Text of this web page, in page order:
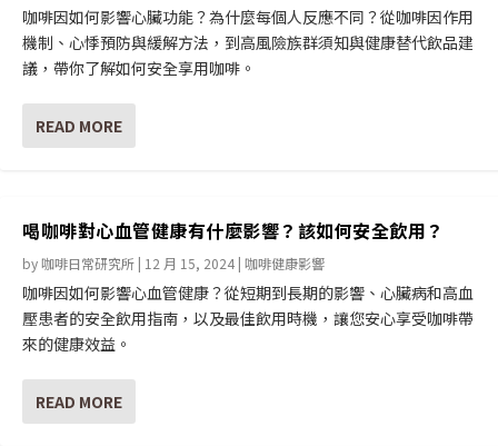
咖啡因如何影響心臟功能？為什麼每個人反應不同？從咖啡因作用
機制、心悸預防與緩解方法，到高風險族群須知與健康替代飲品建
議，帶你了解如何安全享用咖啡。
READ MORE
喝咖啡對心血管健康有什麼影響？該如何安全飲用？
by咖啡日常研究所 | 12 月 15, 2024 | 咖啡健康影響
咖啡因如何影響心血管健康？從短期到長期的影響、心臟病和高血
壓患者的安全飲用指南，以及最佳飲用時機，讓您安心享受咖啡帶
來的健康效益。
READ MORE